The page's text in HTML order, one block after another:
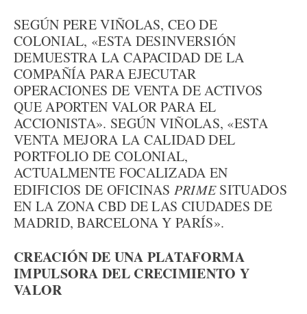
SEGÚN PERE VIÑOLAS, CEO DE
COLONIAL, «ESTA DESINVERSIÓN
DEMUESTRA LA CAPACIDAD DE LA
COMPAÑÍA PARA EJECUTAR
OPERACIONES DE VENTA DE ACTIVOS
QUE APORTEN VALOR PARA EL
ACCIONISTA». SEGÚN VIÑOLAS, «ESTA
VENTA MEJORA LA CALIDAD DEL
PORTFOLIO DE COLONIAL,
ACTUALMENTE FOCALIZADA EN
EDIFICIOS DE OFICINAS PRIMESITUADOS
EN LA ZONA CBD DE LAS CIUDADES DE
MADRID, BARCELONA Y PARÍS».
CREACIÓN DE UNA PLATAFORMA
IMPULSORA DEL CRECIMIENTO Y
VALOR